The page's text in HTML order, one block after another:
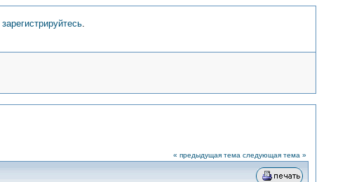
зарегистрируйтесь.
« предыдущая тема следующая тема »